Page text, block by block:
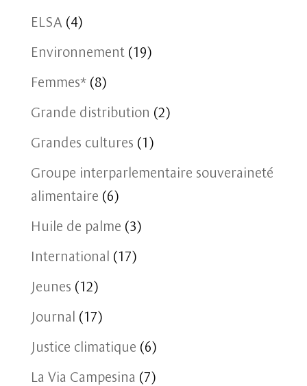
ELSA (4)
Environnement (19)
Femmes*(8)
Grande distribution (2)
Grandes cultures (1)
Groupe interparlementaire souveraineté
alimentaire (6)
Huile de palme (3)
International (17)
Jeunes (12)
Journal (17)
Justice climatique (6)
La Via Campesina (7)